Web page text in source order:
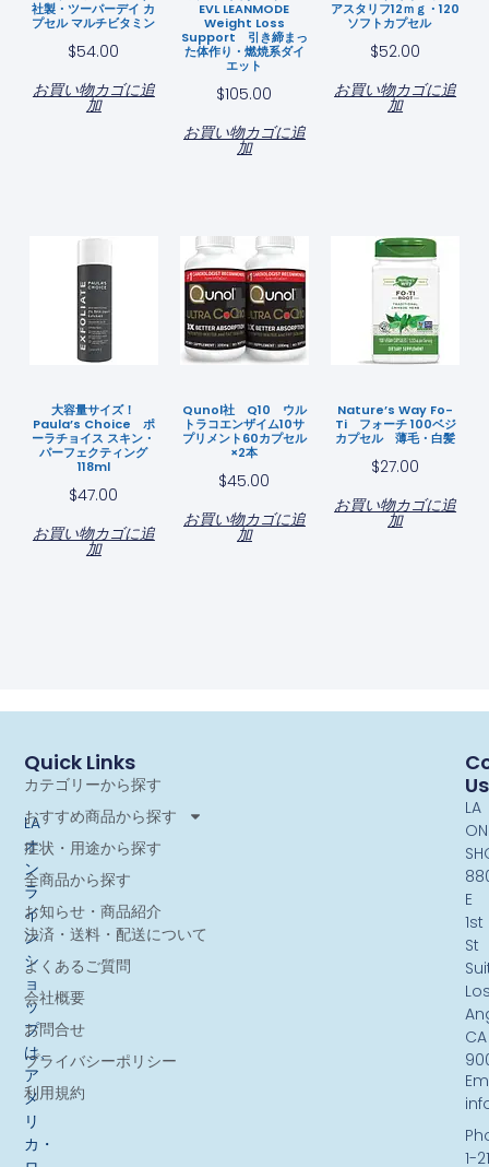
社製・ツーパーデイ カ
プセル マルチビタミン
$54.00
お買い物カゴに追
加
EVL LEANMODE
Weight Loss
Support 引き締まっ
た体作り・燃焼系ダイ
エット
$105.00
お買い物カゴに追
加
アスタリフ12ｍｇ・120
ソフトカプセル
$52.00
お買い物カゴに追
加
大容量サイズ！
Paula’s Choice ポ
ーラチョイス スキン・
パーフェクティング
118ml
$47.00
お買い物カゴに追
加
Qunol社 Q10 ウル
トラコエンザイム10サ
プリメント60カプセル
×2本
$45.00
お買い物カゴに追
加
Nature’s Way Fo-
Ti フォーチ 100ベジ
カプセル 薄毛・白髪
$27.00
お買い物カゴに追
加
LA
オ
ン
ラ
イ
ン
シ
ョ
ッ
プ
は、
ア
メ
リ
カ・
Quick Links
カテゴリーから探す
おすすめ商品から探す
症状・用途から探す
全商品から探す
お知らせ・商品紹介
決済・送料・配送について
よくあるご質問
会社概要
お問合せ
プライバシーポリシー
利用規約
Us
LA
E
1st
St
CA
1-